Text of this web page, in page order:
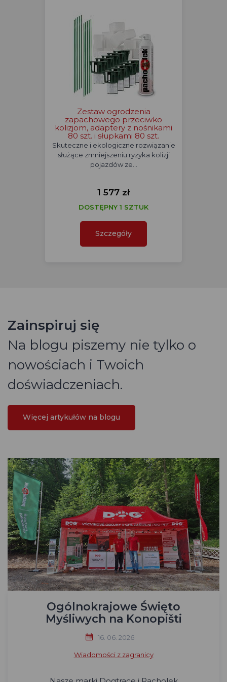
Zestaw ogrodzenia
zapachowego przeciwko
kolizjom, adaptery z nośnikami
80 szt. i słupkami 80 szt.
Skuteczne i ekologiczne rozwiązanie
służące zmniejszeniu ryzyka kolizji
pojazdów ze…
1 577 zł
DOSTĘPNY 1 SZTUK
Szczegóły
Zainspiruj się
Na blogu piszemy nie tylko o
nowościach i Twoich
doświadczeniach.
Więcej artykułów na blogu
Ogólnokrajowe Święto
Myśliwych na Konopišti
16. 06. 2026
Wiadomości z zagranicy